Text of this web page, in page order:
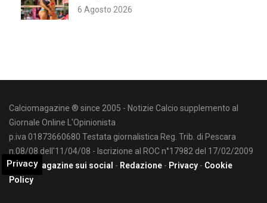
6 Agosto 2026
Calciomagazine ® since 2005 - Notizie Calcio supplemento al
Giornale Online L'Opinionista
p.iva 01873660680 Testata giornalistica Reg. Trib. di Pescara
n.08/08 dell'11/04/08 - Iscrizione al ROC n°17982 del 17/02/2009
Calciomagazine sui social - Redazione - Privacy - Cookie
Policy
Privacy